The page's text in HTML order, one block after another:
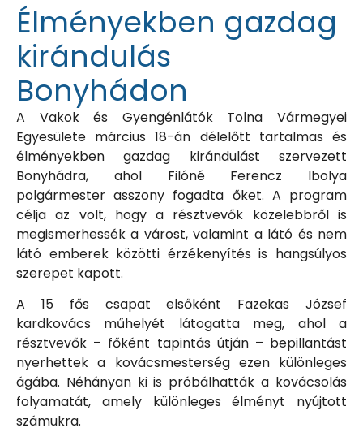
Élményekben gazdag
kirándulás
Bonyhádon
A Vakok és Gyengénlátók Tolna Vármegyei
Egyesülete március 18-án délelőtt tartalmas és
élményekben gazdag kirándulást szervezett
Bonyhádra, ahol Filóné Ferencz Ibolya
polgármester asszony fogadta őket. A program
célja az volt, hogy a résztvevők közelebbről is
megismerhessék a várost, valamint a látó és nem
látó emberek közötti érzékenyítés is hangsúlyos
szerepet kapott.
A 15 fős csapat elsőként Fazekas József
kardkovács műhelyét látogatta meg, ahol a
résztvevők – főként tapintás útján – bepillantást
nyerhettek a kovácsmesterség ezen különleges
ágába. Néhányan ki is próbálhatták a kovácsolás
folyamatát, amely különleges élményt nyújtott
számukra.